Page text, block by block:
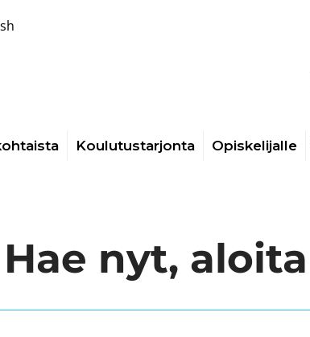
Koulutustarjonta Opiskelijalle
Hae nyt,